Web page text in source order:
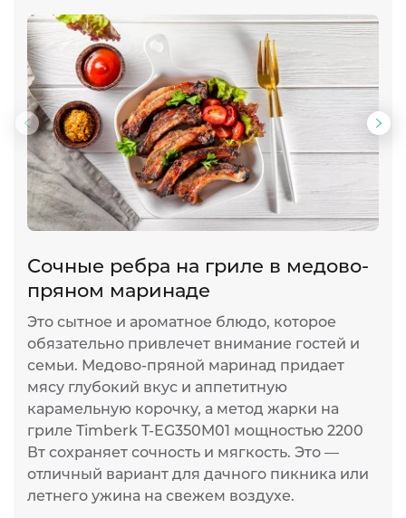
Предыдущий
слайд
Сочные ребра на гриле в медово-
пряном маринаде
Это сытное и ароматное блюдо, которое
обязательно привлечет внимание гостей и
семьи. Медово-пряной маринад придает
мясу глубокий вкус и аппетитную
карамельную корочку, а метод жарки на
гриле Timberk T-EG350M01 мощностью 2200
Вт сохраняет сочность и мягкость. Это —
отличный вариант для дачного пикника или
летнего ужина на свежем воздухе.